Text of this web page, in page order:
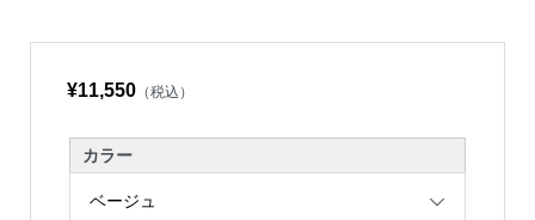
¥11,550（税込）
カラー